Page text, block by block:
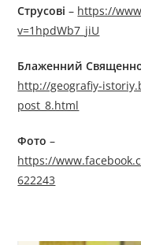
Струсові – https://
v=1hpdWb7_jiU
Блаженний
http://geografiy-
post_8.html
Фото –
https://
622243